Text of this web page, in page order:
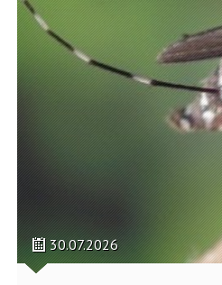
30.07.2026